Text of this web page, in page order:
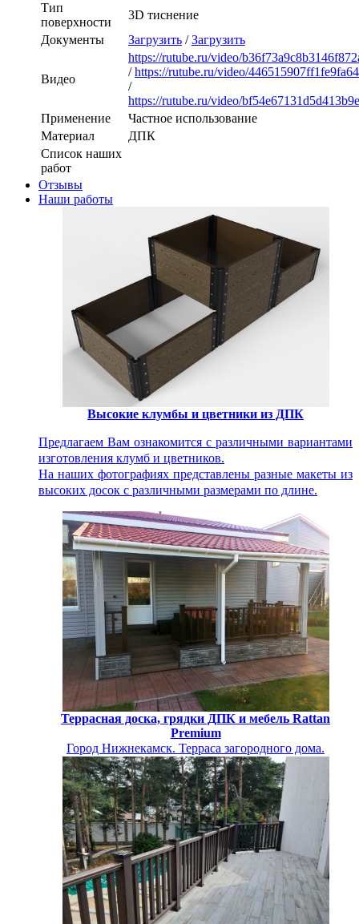
Тип
поверхности
3D тиснение
Документы
Загрузить /Загрузить
Видео
https://rutube.ru/video/
/https://rutube.ru/video/
/
https://rutube.ru/video/
Применение
Частное использование
Материал
ДПК
Список наших
работ
Отзывы
Наши работы
Высокие клумбы и цветники из ДПК
Предлагаем Вам ознакомится с различными вариантами
изготовления клумб и цветников.
На наших фотографиях представлены разные макеты из
высоких досок с различными размерами по длине.
Террасная доска, грядки ДПК и мебель Rattan
Premium
Город Нижнекамск. Терраса загородного дома.